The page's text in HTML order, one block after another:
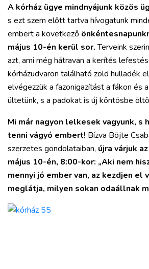
A kórház ügye mindnyájunk közös
s ezt szem előtt tartva hívogatunk
embert a következő
május 10-én kerül sor.Terveink
azt, ami még hátravan a kerítés
kórházudvaron található zöld hulladék
elvégezzük a fazonigazítást a fákon és
ültetünk, s a padokat is új köntösbe
Mi már nagyon lelkesek vagyunk, s
tenni vágyó embert! Bízva Böjte
szerzetes gondolataiban, újra várjuk
május 10-én, 8:00-kor: „Aki nem
mennyi jó ember van, az kezdjen el
meglátja, milyen sokan odaállnak